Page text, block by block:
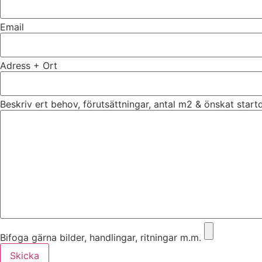
Email
Adress + Ort
Beskriv ert behov, förutsättningar, antal m2 & önskat
Bifoga gärna bilder, handlingar, ritningar m.m.
Skicka